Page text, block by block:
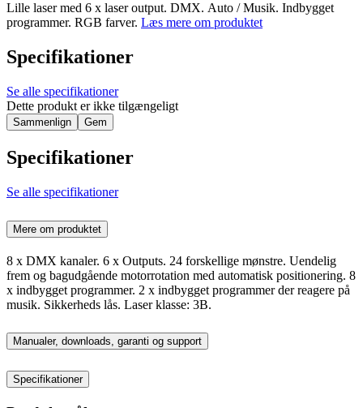
Lille laser med 6 x laser output. DMX. Auto / Musik. Indbygget
programmer. RGB farver. Læs mere om produktet
Specifikationer
Se alle specifikationer
Dette produkt er ikke tilgængeligt
Sammenlign Gem
Specifikationer
Se alle specifikationer
Mere om produktet
8 x DMX kanaler. 6 x Outputs. 24 forskellige mønstre. Uendelig
frem og bagudgående motorrotation med automatisk positionering. 8
x indbygget programmer. 2 x indbygget programmer der reagere på
musik. Sikkerheds lås. Laser klasse: 3B.
Manualer, downloads, garanti og support
Specifikationer